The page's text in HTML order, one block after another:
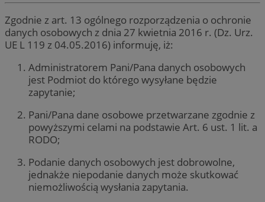
Zgodnie z art. 13 ogólnego rozporządzenia o ochronie
danych osobowych z dnia 27 kwietnia 2016 r. (Dz. Urz.
UE L 119 z 04.05.2016) informuję, iż:
Administratorem Pani/Pana danych osobowych
jest Podmiot do którego wysyłane będzie
zapytanie;
Pani/Pana dane osobowe przetwarzane zgodnie z
powyższymi celami na podstawie Art. 6 ust. 1 lit. a
RODO;
Podanie danych osobowych jest dobrowolne,
jednakże niepodanie danych może skutkować
niemożliwością wysłania zapytania.